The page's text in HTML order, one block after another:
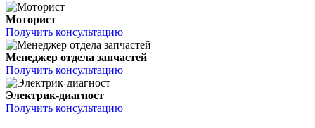
Моторист
Получить консультацию
Менеджер отдела запчастей
Получить консультацию
Электрик-диагност
Получить консультацию